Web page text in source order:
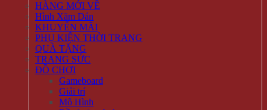
HÀNG MỚI VỀ
Hình Xăm Dán
KHUYẾN MÃI
PHỤ KIỆN THỜI TRANG
QUÀ TẶNG
TRANG SỨC
ĐỒ CHƠI
Gameboard
Giải trí
Mô Hình